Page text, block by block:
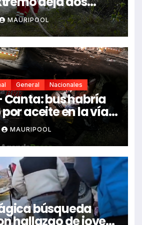
heridos
MAURIPOOL
General Nacionales
Canta: bus habría
aceite en la vía e
siniestrado
fallecidos
MAURIPOOL
búsqueda
hallazgo de joven